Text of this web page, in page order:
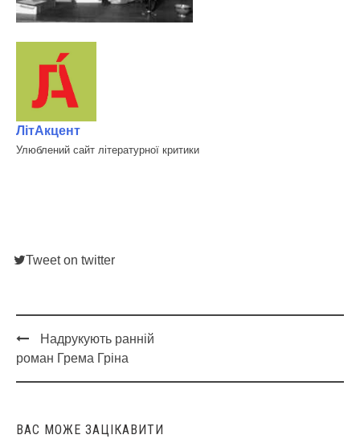
ЛітАкцент
Улюблений сайт літературної критики
Tweet on twitter
Post
navigation
Надрукують ранній
роман Грема Гріна
ВАС МОЖЕ ЗАЦІКАВИТИ